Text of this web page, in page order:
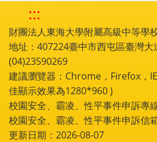
:::
財團法人東海大學附屬高級中等學
地址：407224臺中市西屯區臺灣大
(04)23590269
建議瀏覽器：Chrome，Firefox，
佳顯示效果為1280*960 )
校園安全、霸凌、性平事件申訴專
校園安全、霸凌、性平事件申訴信
更新日期：2026-08-07